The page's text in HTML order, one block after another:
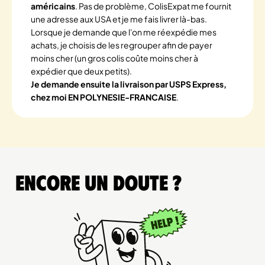
américains. Pas de problème, ColisExpat me fournit
une adresse aux USA et je me fais livrer là-bas.
Lorsque je demande que l'on me réexpédie mes
achats, je choisis de les regrouper afin de payer
moins cher (un gros colis coûte moins cher à
expédier que deux petits).
Je demande ensuite la livraison par USPS Express,
chez moi EN POLYNESIE-FRANCAISE.
Encore un doute ?